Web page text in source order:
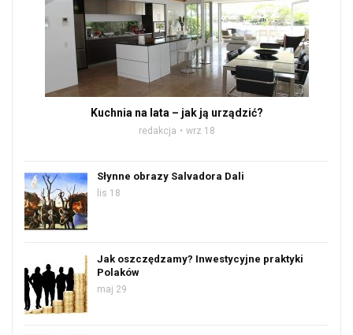
Kuchnia na lata – jak ją urządzić?
redakcja wrz 18
Słynne obrazy Salvadora Dali
lis 18
Jak oszczędzamy? Inwestycyjne praktyki
Polaków
maj 29